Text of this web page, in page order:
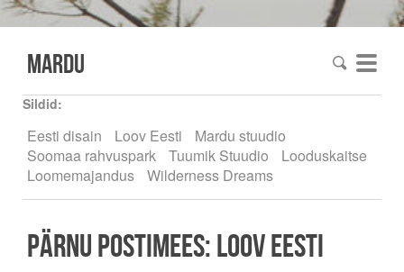
mardu
Sildid:
Eesti disain Loov Eesti
Mardu stuudio
Soomaa rahvuspark
Tuumik Stuudio
Looduskaitse
Loomemajandus
Wilderness Dreams
Pärnu Postimees: Loov Eesti